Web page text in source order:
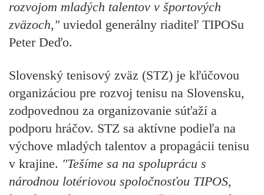
rozvojom mladých talentov v športových
zväzoch,"uviedol generálny riaditeľ TIPOSu
Peter Deďo.
Slovenský tenisový zväz (STZ) je kľúčovou
organizáciou pre rozvoj tenisu na Slovensku,
zodpovednou za organizovanie súťaží a
podporu hráčov. STZ sa aktívne podieľa na
výchove mladých talentov a propagácii tenisu
v krajine. "Tešíme sa na spoluprácu s
národnou lotériovou spoločnosťou TIPOS,